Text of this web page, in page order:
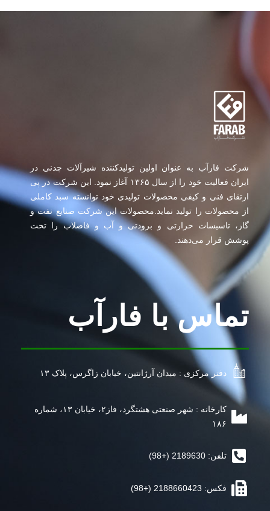
شرکت فارآب به عنوان اولین تولیدکننده شیرآلات چدنی در
ایران فعالیت خود را از سال ۱۳۶۵ آغاز نمود. این شرکت در پی
ارتقای فنی و کیفی محصولات تولیدی خود توانسته سبد کاملی
از محصولات را تولید نماید.محصولات این شرکت صنایع نفت و
گاز، تاسیسات حرارتی و برودتی و آب و فاضلاب را تحت
پوشش قرار می‌دهند.
تماس با فارآب
دفتر مرکزی : میدان آرژانتین، خیابان زاگرس، پلاک ۱۳
کارخانه : شهر صنعتی هشتگرد، فاز۲، خیابان ۱۳، شماره
۱۸۶
تلفن: 2189630 (+98)
فکس: 2188660423 (+98)